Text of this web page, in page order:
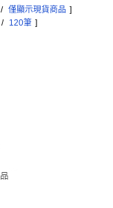
/ 僅顯示現貨商品 ]
/ 120筆 ]